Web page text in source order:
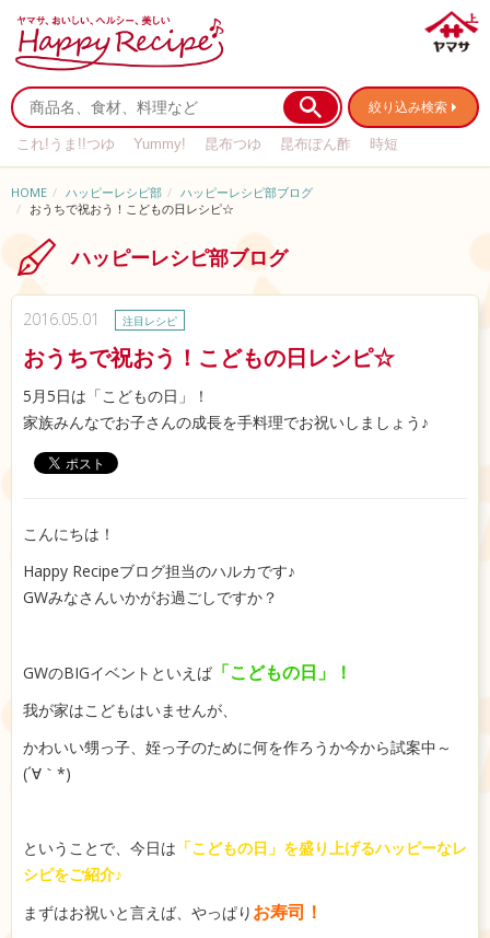
絞り込み検索
これ!うま!!つゆ Yummy! 昆布つゆ 昆布ぽん酢
時短
HOME
ハッピーレシピ部
ハッピーレシピ部ブログ
おうちで祝おう！こどもの日レシピ☆
ハッピーレシピ部ブログ
2016.05.01 注目レシピ
おうちで祝おう！こどもの日レシピ☆
5月5日は「こどもの日」！
家族みんなでお子さんの成長を手料理でお祝いしましょう♪
こんにちは！
Happy Recipeブログ担当のハルカです♪
GWみなさんいかがお過ごしですか？
GWのBIGイベントといえば 「こどもの日」！
我が家はこどもはいませんが、
かわいい甥っ子、姪っ子のために何を作ろうか今から試案中～
(´∀｀*)
ということで、今日は 「こどもの日」を盛り上げるハッピーなレ
シピをご紹介♪
まずはお祝いと言えば、やっぱり お寿司！